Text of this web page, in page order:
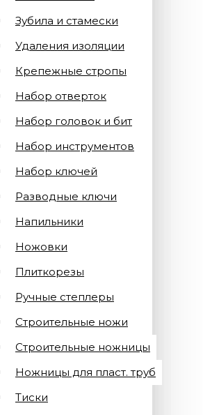
Зубила и стамески
Удаления изоляции
Крепежные стропы
Набор отверток
Набор головок и бит
Набор инструментов
Набор ключей
Разводные ключи
Напильники
Ножовки
Плиткорезы
Ручные степлеры
Строительные ножи
Строительные ножницы
Ножницы для пласт. труб
Тиски